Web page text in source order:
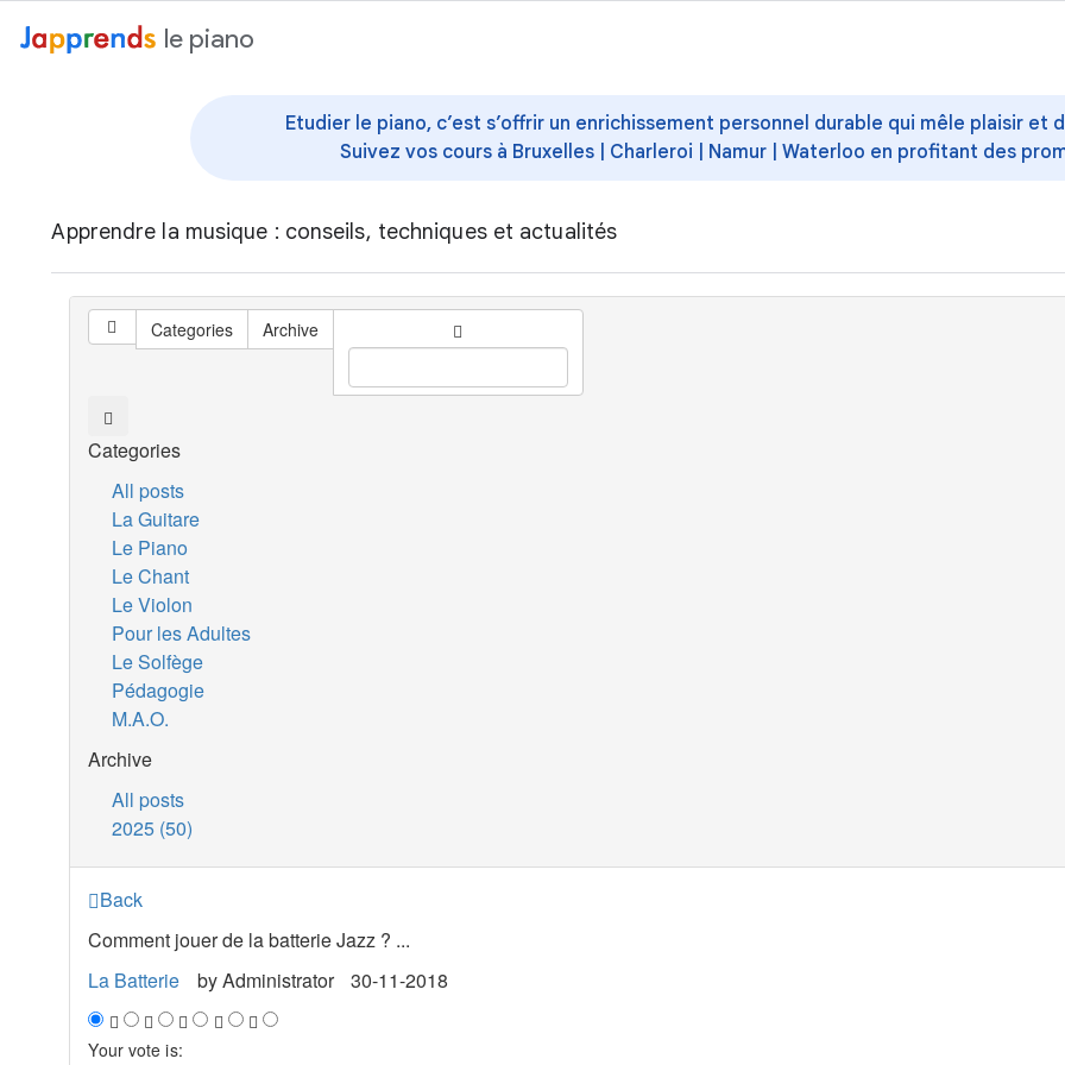
contenu le piano
Etudier le piano, c’est s’offrir un enrichissement personnel durable qui mêle plaisir
Suivez vos cours à Bruxelles | Charleroi | Namur | Waterloo en profitant des
Apprendre la musique : conseils, techniques et actualités
Categories Archive
Categories
All posts
La Guitare
Le Piano
Le Chant
Le Violon
Pour les Adultes
Le Solfège
Pédagogie
M.A.O.
Archive
All posts
2025 (50)
Back
Comment jouer de la batterie Jazz ? ...
La Batterie
byAdministrator 30-11-2018
Your vote is: